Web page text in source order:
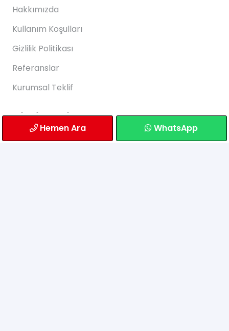
Hakkımızda
Kullanım Koşulları
Gizlilik Politikası
Referanslar
Kurumsal Teklif
Bilgilendirme
Hemen Ara WhatsApp